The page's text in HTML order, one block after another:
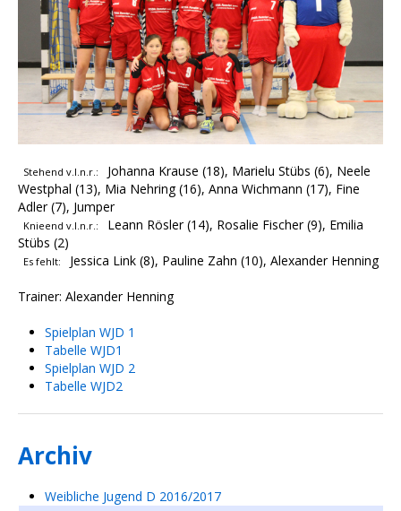
Stehend v.l.n.r.:
Johanna Krause (18), Marielu Stübs (6), Neele
Westphal (13), Mia Nehring (16), Anna Wichmann (17), Fine
Adler (7), Jumper
Knieend v.l.n.r.:
Leann Rösler (14), Rosalie Fischer (9), Emilia
Stübs (2)
Es fehlt: Jessica Link (8), Pauline Zahn (10), Alexander Henning
Trainer: Alexander Henning
Spielplan WJD 1
Tabelle WJD1
Spielplan WJD 2
Tabelle WJD2
Archiv
Weibliche Jugend D 2016/2017